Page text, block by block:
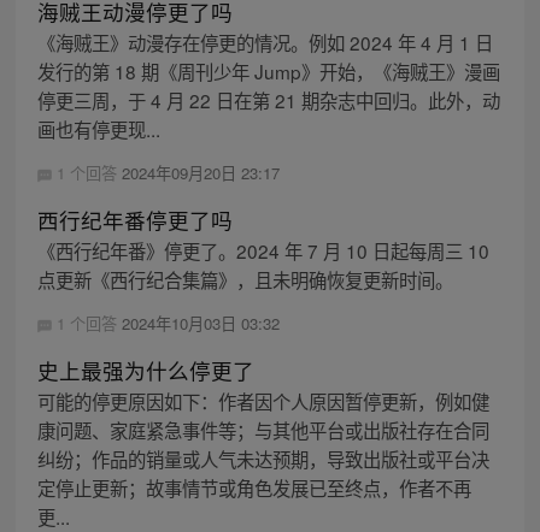
海贼王动漫停更了吗
《海贼王》动漫存在停更的情况。例如 2024 年 4 月 1 日
发行的第 18 期《周刊少年 Jump》开始，《海贼王》漫画
停更三周，于 4 月 22 日在第 21 期杂志中回归。此外，动
画也有停更现...
1 个回答 2024年09月20日 23:17
西行纪年番停更了吗
《西行纪年番》停更了。2024 年 7 月 10 日起每周三 10
点更新《西行纪合集篇》，且未明确恢复更新时间。
1 个回答 2024年10月03日 03:32
史上最强为什么停更了
可能的停更原因如下：作者因个人原因暂停更新，例如健
康问题、家庭紧急事件等；与其他平台或出版社存在合同
纠纷；作品的销量或人气未达预期，导致出版社或平台决
定停止更新；故事情节或角色发展已至终点，作者不再
更...